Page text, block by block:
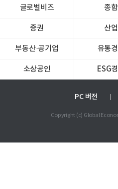
글로벌비즈 종합
증권 산업
부동산·공기업 유통경
소상공인 ESG
PC 버전
Copyright (c) Global